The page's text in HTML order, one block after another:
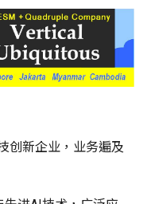
创新企业，业务遍及